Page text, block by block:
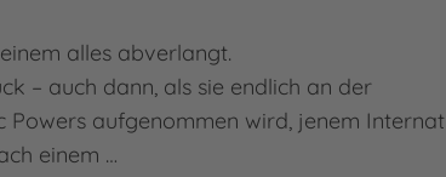
alles abverlangt.
– auch dann, als sie endlich an der
Powers aufgenommen wird, jenem Internat
einem …